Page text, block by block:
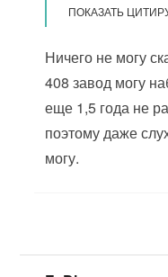
ПОКАЗАТЬ
Ничего не могу
408 завод могу
еще 1,5 года не
поэтому даже
могу.